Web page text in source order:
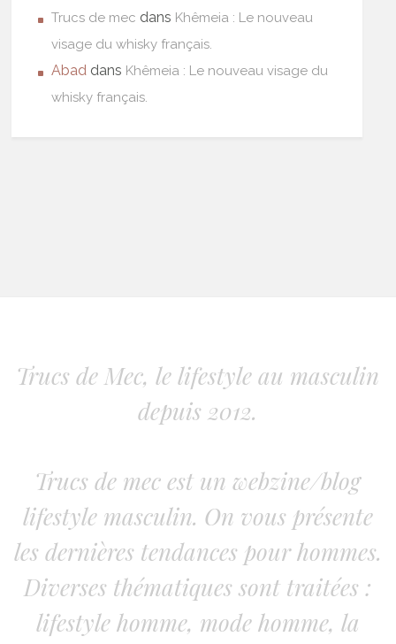
Trucs de mec dans Khêmeia : Le nouveau
visage du whisky français.
Abad dans Khêmeia : Le nouveau visage du
whisky français.
Trucs de Mec, le lifestyle au masculin
depuis 2012.
Trucs de mec est un webzine/blog
lifestyle masculin. On vous présente
les dernières tendances pour hommes.
Diverses thématiques sont traitées :
lifestyle homme, mode homme, la